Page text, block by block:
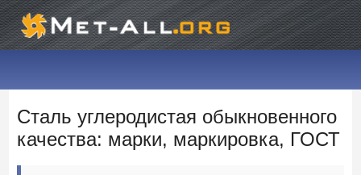
Сталь углеродистая обыкновенного
качества: марки, маркировка, ГОСТ